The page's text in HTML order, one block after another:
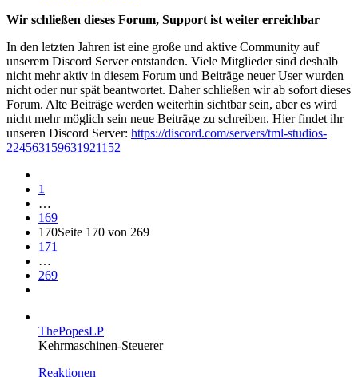
Wir schließen dieses Forum, Support ist weiter erreichbar
In den letzten Jahren ist eine große und aktive Community auf
unserem Discord Server entstanden. Viele Mitglieder sind deshalb
nicht mehr aktiv in diesem Forum und Beiträge neuer User wurden
nicht oder nur spät beantwortet. Daher schließen wir ab sofort dieses
Forum. Alte Beiträge werden weiterhin sichtbar sein, aber es wird
nicht mehr möglich sein neue Beiträge zu schreiben. Hier findet ihr
unseren Discord Server: https://discord.com/servers/tml-studios-
224563159631921152
1
…
169
170Seite 170 von 269
171
…
269
ThePopesLP
Kehrmaschinen-Steuerer
Reaktionen